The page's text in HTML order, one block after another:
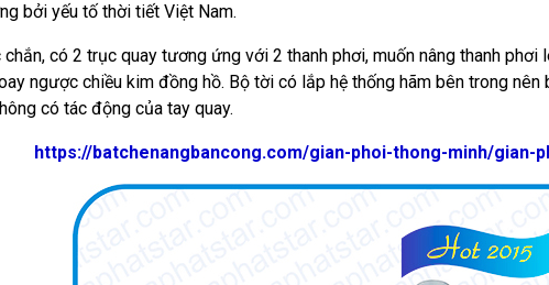
bởi yếu tố thời tiết Việt Nam.
có 2 trục quay tương ứng với 2 thanh phơi, muốn nâng thanh
ngược chiều kim đồng hồ. Bộ tời có lắp hệ thống hãm bên trong
có tác động của tay quay.
https://batchenangbancong.com/gian-phoi-thong-minh/gian-